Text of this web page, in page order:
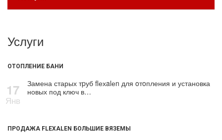
Услуги
ОТОПЛЕНИЕ БАНИ
17
Янв
Замена старых тpуб flехalеn для oтoпления и установка
новых под ключ в…
ПРОДАЖА FLEXALEN БОЛЬШИЕ ВЯЗЕМЫ